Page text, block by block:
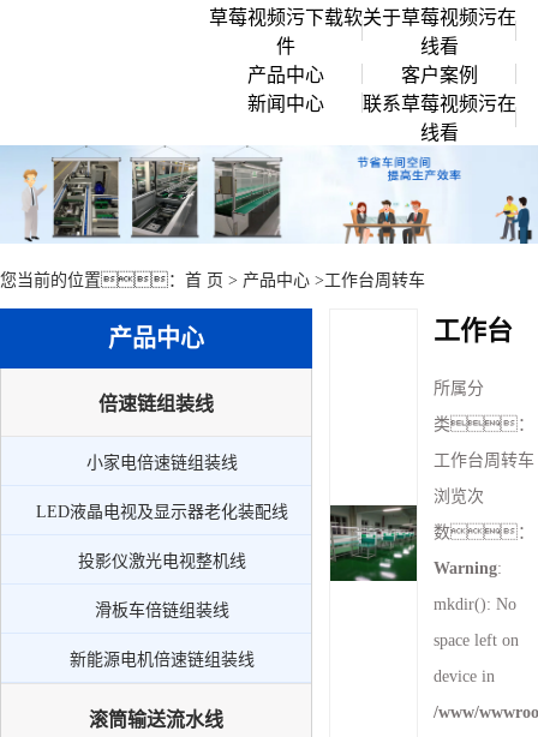
草莓视频污下载软
件
关于草莓视频污在
线看
公司简介
企业文化
创始人说
公司环境
产品中心
倍速链组装线
滚筒输送流水线
草莓视频APP黄色
小家电倍速链组装线
投影仪激光电视整机线
滑板车倍链组装线
客户案例
新闻中心
行业资讯
常见问题
公司新闻
联系草莓视频污在
线看
您当前的位置： 首 页 > 产品中心 >工作台周转车
产品中心
倍速链组装线
小家电倍速链组装线
LED液晶电视及显示器老化装配线
投影仪激光电视整机线
滑板车倍链组装线
新能源电机倍速链组装线
滚筒输送流水线
工作台
所属分
类：
工作台周转车
浏览次
数：
Warning:
mkdir(): No
space left on
device in
/www/